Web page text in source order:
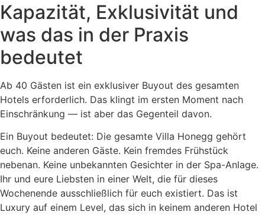
Kapazität, Exklusivität und
was das in der Praxis
bedeutet
Ab 40 Gästen ist ein exklusiver Buyout des gesamten
Hotels erforderlich. Das klingt im ersten Moment nach
Einschränkung — ist aber das Gegenteil davon.
Ein Buyout bedeutet: Die gesamte Villa Honegg gehört
euch. Keine anderen Gäste. Kein fremdes Frühstück
nebenan. Keine unbekannten Gesichter in der Spa-Anlage.
Ihr und eure Liebsten in einer Welt, die für dieses
Wochenende ausschließlich für euch existiert. Das ist
Luxury auf einem Level, das sich in keinem anderen Hotel